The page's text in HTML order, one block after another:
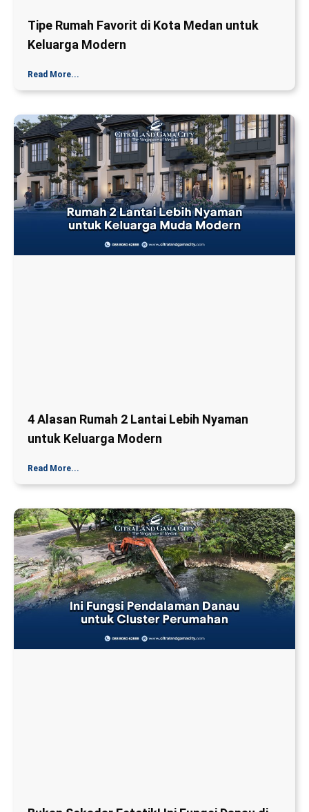
Tipe Rumah Favorit di Kota Medan untuk
Keluarga Modern
Read More...
4 Alasan Rumah 2 Lantai Lebih Nyaman
untuk Keluarga Modern
Read More...